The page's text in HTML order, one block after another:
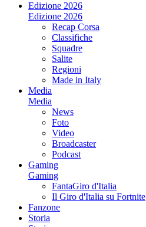
Edizione 2026
Edizione 2026
Recap Corsa
Classifiche
Squadre
Salite
Regioni
Made in Italy
Media
Media
News
Foto
Video
Broadcaster
Podcast
Gaming
Gaming
FantaGiro d'Italia
Il Giro d'Italia su Fortnite
Fanzone
Storia